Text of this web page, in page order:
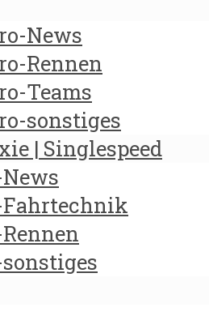
News
Rennen
Teams
sonstiges
| Singlespeed
Fahrtechnik